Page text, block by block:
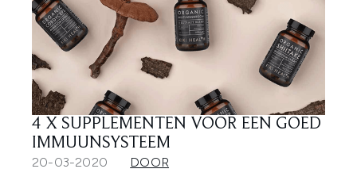
4 X SUPPLEMENTEN VOOR EEN GOED
IMMUUNSYSTEEM
20-03-2020 DOOR